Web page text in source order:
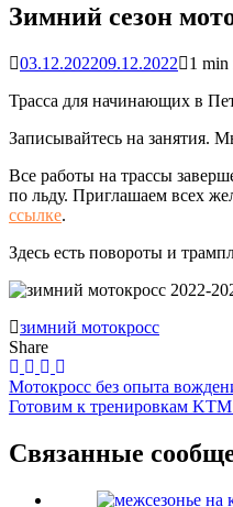
Зимний сезон
03.12.202209.12.2022 1 min
Трасса для начинающих в
Записывайтесь на занятия.
Все работы на трассы
по льду. Приглашаем всех
ссылке.
Здесь есть повороты и
зимний мотокросс
Share
Навигация
по
записям
Мотокросс без опыта
Готовим к тренировкам
Связанные